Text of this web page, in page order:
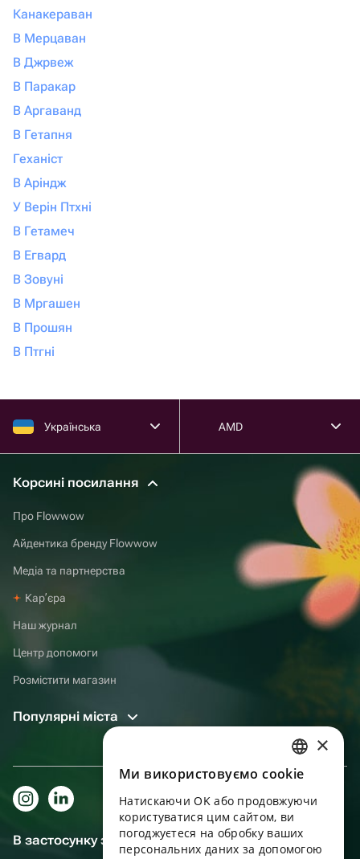
Канакераван
В Мерцаван
В Джрвеж
В Паракар
В Аргаванд
В Гетапня
Геханіст
В Аріндж
У Верін Птхні
В Гетамеч
В Егвард
В Зовуні
В Мргашен
В Прошян
В Птгні
Українська AMD
Корсині посилання
Про Flowwow
Айдентика бренду Flowwow
Медіа та партнерства
Карʼєра
Наш журнал
Центр допомоги
Розмістити магазин
Популярні міста
В застосунку зручніше!
RUSSIAN
ENGLISH
UKRAINIAN
×
Ми використовуємо cookie
Натискаючи OK або продовжуючи
користуватися цим сайтом, ви
погоджуєтеся на обробку ваших
персональних даних за допомогою